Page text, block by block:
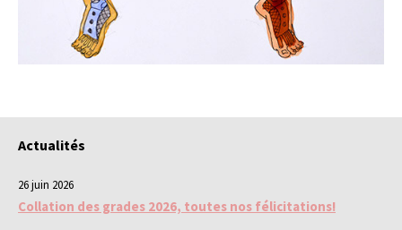
Actualités
26 juin 2026
Collation des grades 2026, toutes nos félicitations!